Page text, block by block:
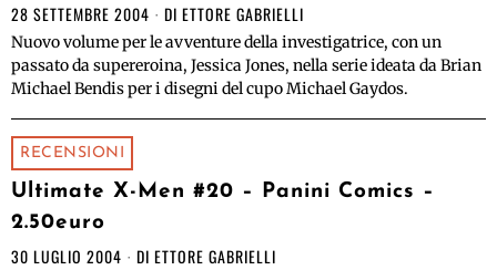
28 SETTEMBRE 2004 DI ETTORE GABRIELLI
Nuovo volume per le avventure della investigatrice, con un
passato da supereroina, Jessica Jones, nella serie ideata da Brian
Michael Bendis per i disegni del cupo Michael Gaydos.
RECENSIONI
Ultimate X-Men #20 – Panini Comics –
2.50euro
30 LUGLIO 2004 DI ETTORE GABRIELLI